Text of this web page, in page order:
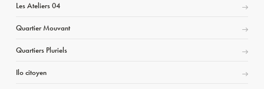
Les Ateliers 04
Quartier Mouvant
Quartiers Pluriels
Ilo citoyen